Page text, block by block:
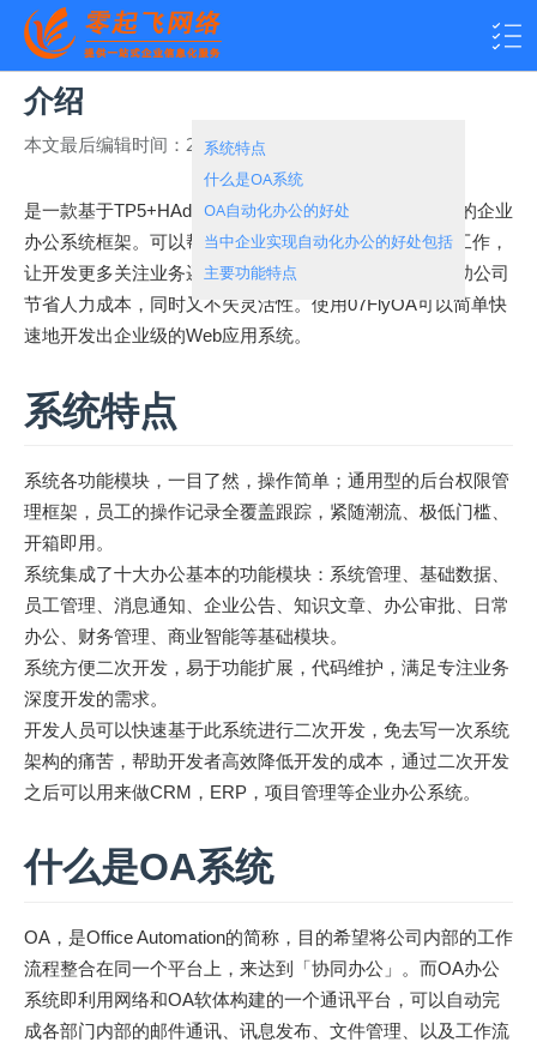
介绍
本文最后编辑时间： 2023-06-23 16:26:11
是一款基于TP5+HAdmin+Mysql打造的简单实用的开源的企业
办公系统框架。可以帮助解决企业办公项目60%的重复工作，
让开发更多关注业务逻辑。既能快速提高开发效率，帮助公司
节省人力成本，同时又不失灵活性。使用07FlyOA可以简单快
速地开发出企业级的Web应用系统。
系统特点
系统各功能模块，一目了然，操作简单；通用型的后台权限管
理框架，员工的操作记录全覆盖跟踪，紧随潮流、极低门槛、
开箱即用。
系统集成了十大办公基本的功能模块：系统管理、基础数据、
员工管理、消息通知、企业公告、知识文章、办公审批、日常
办公、财务管理、商业智能等基础模块。
系统方便二次开发，易于功能扩展，代码维护，满足专注业务
深度开发的需求。
开发人员可以快速基于此系统进行二次开发，免去写一次系统
架构的痛苦，帮助开发者高效降低开发的成本，通过二次开发
之后可以用来做CRM，ERP，项目管理等企业办公系统。
什么是OA系统
OA，是Office Automation的简称，目的希望将公司内部的工作
流程整合在同一个平台上，来达到「协同办公」。而OA办公
系统即利用网络和OA软体构建的一个通讯平台，可以自动完
成各部门内部的邮件通讯、讯息发布、文件管理、以及工作流
系统特点
什么是OA系统
OA自动化办公的好处
当中企业实现自动化办公的好处包括
主要功能特点